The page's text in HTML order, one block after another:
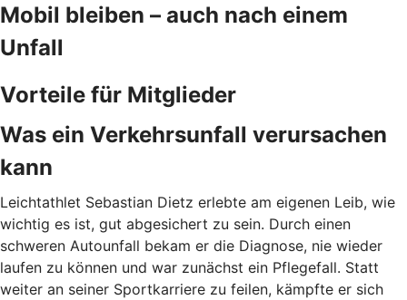
Mobil bleiben – auch nach einem
Unfall
Vorteile für Mitglieder
Was ein Verkehrsunfall verursachen
kann
Leichtathlet Sebastian Dietz erlebte am eigenen Leib, wie
wichtig es ist, gut abgesichert zu sein. Durch einen
schweren Autounfall bekam er die Diagnose, nie wieder
laufen zu können und war zunächst ein Pflegefall. Statt
weiter an seiner Sportkarriere zu feilen, kämpfte er sich